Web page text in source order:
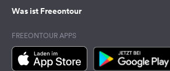
Was ist Freeontour
FREEONTOUR APPS